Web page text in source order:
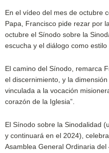
En el vídeo del mes de octubre
Papa, Francisco pide rezar por
octubre el Sínodo sobre la
escucha y el diálogo como estilo
El camino del Sínodo, remarca
el discernimiento, y la
vinculada a la vocación
corazón de la Iglesia”.
El Sínodo sobre la Sinodalidad
y continuará en el 2024),
Asamblea General Ordinaria